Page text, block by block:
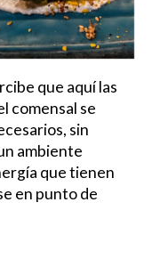
que aquí las
comensal se
sin
ambiente
que tienen
en punto de